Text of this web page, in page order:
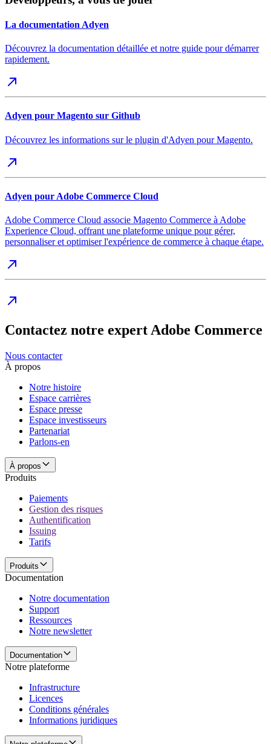
La documentation Adyen
Découvrez la documentation détaillée et notre guide pour démarrer
rapidement.
Adyen pour Magento sur Github
Découvrez les informations sur le plugin d'Adyen pour Magento.
Adyen pour Adobe Commerce Cloud
Adobe Commerce Cloud associe Magento Commerce à Adobe
Experience Cloud, offrant une plateforme unique pour gérer,
personnaliser et optimiser l'expérience de commerce à chaque étape.
Contactez notre expert Adobe Commerce
Nous contacter
À propos
Notre histoire
Espace carrières
Espace presse
Espace investisseurs
Partenariat
Parlons-en
À propos
Produits
Paiements
Gestion des risques
Authentification
Issuing
Tarifs
Produits
Documentation
Notre documentation
Support
Ressources
Notre newsletter
Documentation
Notre plateforme
Infrastructure
Licences
Conditions générales
Informations juridiques